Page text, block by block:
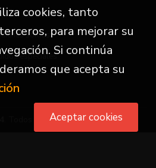
AL CLIENTE
Quiénes somos
especiales
. Todos los Derechos Reservados
cookies, tanto
para mejorar su
Si continúa
que acepta su
Aceptar cookies